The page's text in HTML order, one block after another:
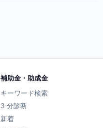
補助金・助成金
キーワード検索
3 分診断
新着